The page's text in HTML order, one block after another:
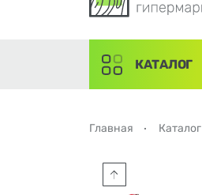
КАТАЛОГ
Главная Каталог